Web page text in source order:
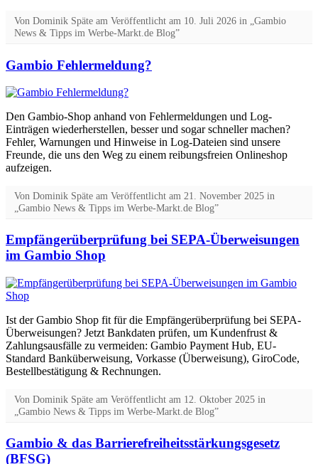
Von Dominik Späteam Veröffentlicht am 10. Juli 2026in „Gambio
News & Tipps im Werbe-Markt.de Blog”
Gambio Fehlermeldung?
Den Gambio-Shop anhand von Fehlermeldungen und Log-
Einträgen wiederherstellen, besser und sogar schneller machen?
Fehler, Warnungen und Hinweise in Log-Dateien sind unsere
Freunde, die uns den Weg zu einem reibungsfreien Onlineshop
aufzeigen.
Von Dominik Späteam Veröffentlicht am 21. November 2025in
„Gambio News & Tipps im Werbe-Markt.de Blog”
Empfängerüberprüfung bei SEPA-Überweisungen
im Gambio Shop
Ist der Gambio Shop fit für die Empfängerüberprüfung bei SEPA-
Überweisungen? Jetzt Bankdaten prüfen, um Kundenfrust &
Zahlungsausfälle zu vermeiden: Gambio Payment Hub, EU-
Standard Banküberweisung, Vorkasse (Überweisung), GiroCode,
Bestellbestätigung & Rechnungen.
Von Dominik Späteam Veröffentlicht am 12. Oktober 2025in
„Gambio News & Tipps im Werbe-Markt.de Blog”
Gambio & das Barrierefreiheitsstärkungsgesetz
(BFSG)